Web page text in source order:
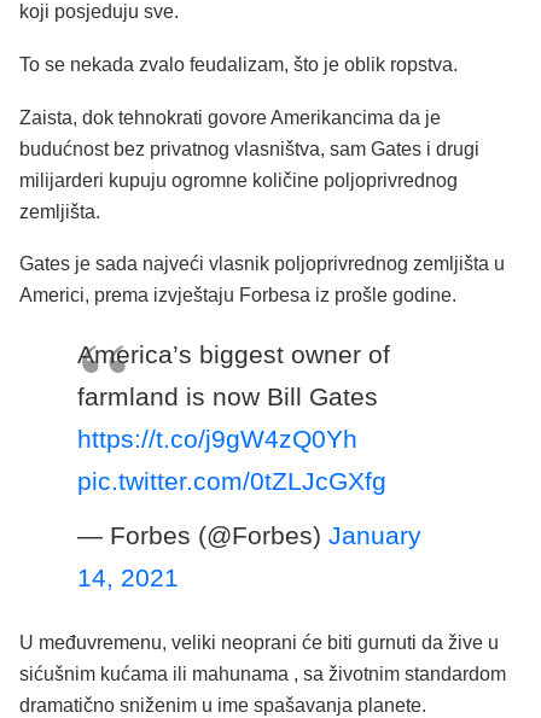
koji posjeduju sve.
To se nekada zvalo feudalizam, što je oblik ropstva.
Zaista, dok tehnokrati govore Amerikancima da je
budućnost bez privatnog vlasništva, sam Gates i drugi
milijarderi kupuju ogromne količine poljoprivrednog
zemljišta.
Gates je sada najveći vlasnik poljoprivrednog zemljišta u
Americi, prema izvještaju Forbesa iz prošle godine.
America’s biggest owner of
farmland is now Bill Gates
https://t.co/j9gW4zQ0Yh
pic.twitter.com/0tZLJcGXfg
— Forbes (@Forbes) January
14, 2021
U međuvremenu, veliki neoprani će biti gurnuti da žive u
sićušnim kućama ili mahunama , sa životnim standardom
dramatično sniženim u ime spašavanja planete.